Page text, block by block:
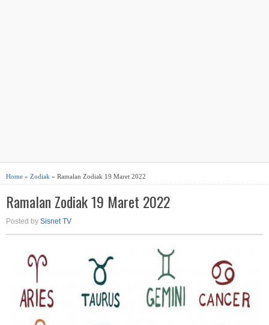
Home » Zodiak » Ramalan Zodiak 19 Maret 2022
Ramalan Zodiak 19 Maret 2022
Posted by Sisnet TV